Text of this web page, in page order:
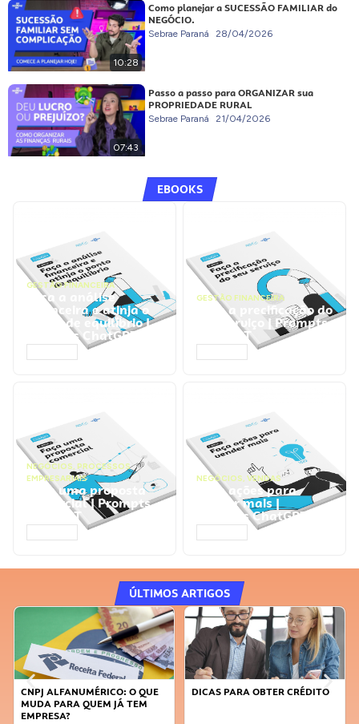
10:28
Como planejar a SUCESSÃO FAMILIAR do
NEGÓCIO.
Sebrae Paraná 28/04/2026
07:43
Passo a passo para ORGANIZAR sua
PROPRIEDADE RURAL
Sebrae Paraná 21/04/2026
EBOOKS
GESTÃO FINANCEIRA
Faça a análise
financeira e atinja o
ponto de equilíbrio |
Prompts ChatGPT
GESTÃO FINANCEIRA
Faça a precificação do
seu serviço | Prompts
ChatGPT
NEGÓCIOS, PROCESSOS
EMPRESARIAIS
Faça uma proposta
comercial | Prompts
ChatGPT
NEGÓCIOS, VENDAS
Faça ações para
vender mais |
Prompts ChatGPT
ÚLTIMOS ARTIGOS
CNPJ ALFANUMÉRICO: O QUE
MUDA PARA QUEM JÁ TEM
EMPRESA?
DICAS PARA OBTER CRÉDITO